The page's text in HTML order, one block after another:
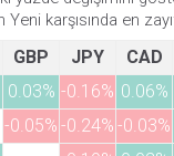
karşısında en
GBP JPY CAD
0.03% -0.16% 0.06%
-0.05% -0.24% -0.03%